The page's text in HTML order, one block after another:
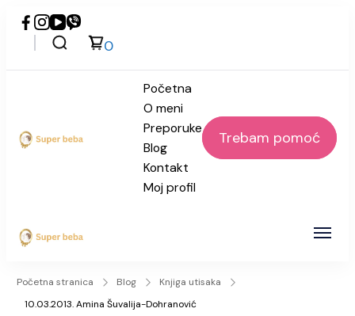
0
Super beba
Početna
O meni
Preporuke
Blog
Kontakt
Moj profil
Trebam pomoć
Početna stranica Blog
Knjiga utisaka
10.03.2013. Amina Šuvalija-Dohranović